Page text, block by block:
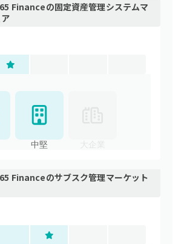
Financeの固定資産管理システムマ
中堅 大企業
Financeのサブスク管理マーケット